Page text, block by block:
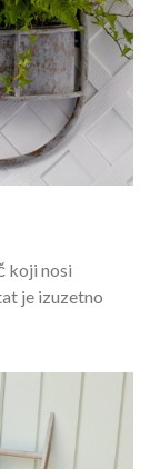
koji nosi
je izuzetno